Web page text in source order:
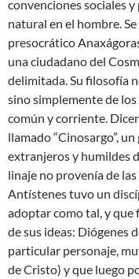
convenciones sociales
natural en el hombre.
presocrático
una ciudadano del
delimitada. Su filosofía
sino simplemente de
común y corriente.
llamado “Cinosargo”,
extranjeros y humildes
linaje no provenía de
Antístenes tuvo un
adoptar como tal, y que
de sus ideas: Diógenes
particular personaje,
de Cristo) y que luego